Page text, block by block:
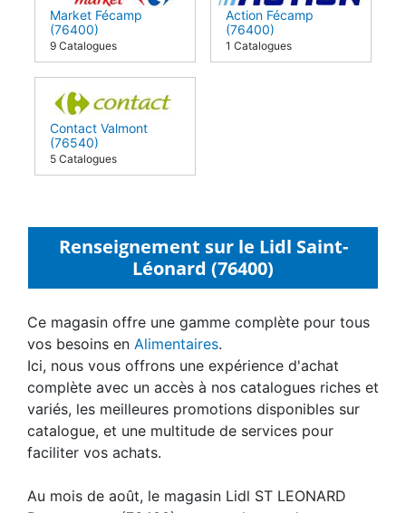
Market Fécamp
(76400)
9 Catalogues
Action Fécamp
(76400)
1 Catalogues
Contact Valmont
(76540)
5 Catalogues
Renseignement sur le Lidl Saint-
Léonard (76400)
Ce magasin offre une gamme complète pour tous
vos besoins en Alimentaires.
Ici, nous vous offrons une expérience d'achat
complète avec un accès à nos catalogues riches et
variés, les meilleures promotions disponibles sur
catalogue, et une multitude de services pour
faciliter vos achats.
Au mois de août, le magasin Lidl ST LEONARD